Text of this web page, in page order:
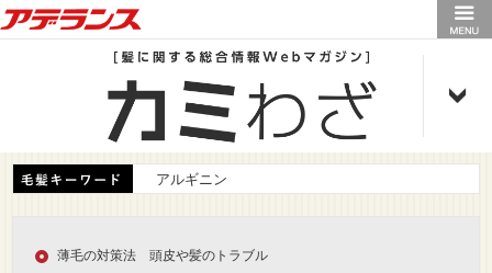
アデランス
アルギニン
薄毛の対策法 頭皮や髪のトラブル